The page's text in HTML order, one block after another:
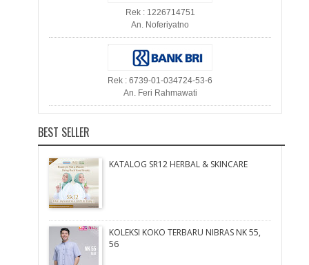
Rek : 1226714751
An. Noferiyatno
Rek : 6739-01-034724-53-6
An. Feri Rahmawati
BEST SELLER
KATALOG SR12 HERBAL & SKINCARE
KOLEKSI KOKO TERBARU NIBRAS NK 55,
56